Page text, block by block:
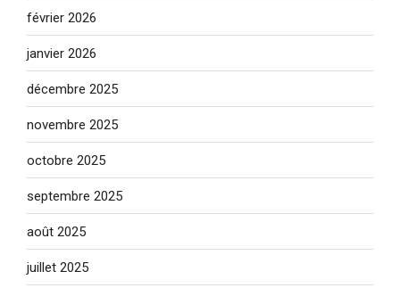
février 2026
janvier 2026
décembre 2025
novembre 2025
octobre 2025
septembre 2025
août 2025
juillet 2025